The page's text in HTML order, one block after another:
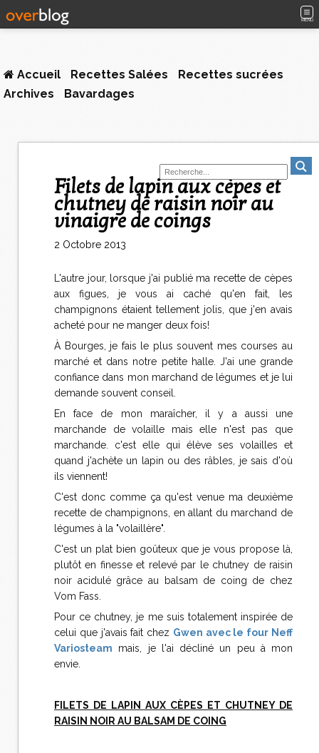
MENU
Accueil Recettes Salées
Recettes sucrées
Archives
Bavardages
Filets de lapin aux cèpes et
chutney de raisin noir au
vinaigre de coings
2 Octobre 2013
L'autre jour, lorsque j'ai publié ma recette de cèpes
aux figues, je vous ai caché qu'en fait, les
champignons étaient tellement jolis, que j'en avais
acheté pour ne manger deux fois!
À Bourges, je fais le plus souvent mes courses au
marché et dans notre petite halle. J'ai une grande
confiance dans mon marchand de légumes et je lui
demande souvent conseil.
En face de mon maraîcher, il y a aussi une
marchande de volaille mais elle n'est pas que
marchande. c'est elle qui élève ses volailles et
quand j'achète un lapin ou des râbles, je sais d'où
ils viennent!
C'est donc comme ça qu'est venue ma deuxième
recette de champignons, en allant du marchand de
légumes à la "volaillère".
C'est un plat bien goûteux que je vous propose là,
plutôt en finesse et relevé par le chutney de raisin
noir acidulé grâce au balsam de coing de chez
Vom Fass.
Pour ce chutney, je me suis totalement inspirée de
celui que j'avais fait chez Gwen avec le four Neff
Variosteam mais, je l'ai décliné un peu à mon
envie.
FILETS DE LAPIN AUX CÈPES ET CHUTNEY DE
RAISIN NOIR AU BALSAM DE COING